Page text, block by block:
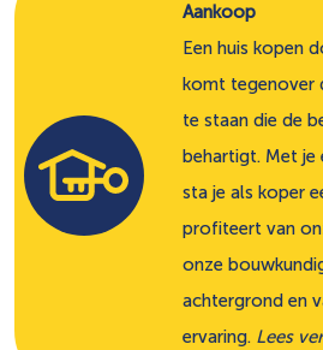
Aankoop
Een huis kopen
komt tegenover
te staan die de
behartigt. Met je
sta je als koper
profiteert van
onze
achtergrond en
ervaring. Lees